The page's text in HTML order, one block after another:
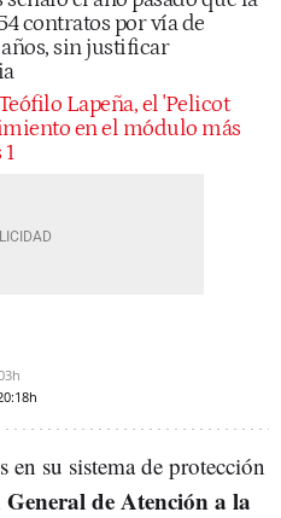
contratos por vía de
sin justificar
Lapeña, el 'Pelicot
en el módulo más
en su sistema de protección
de Atención a la